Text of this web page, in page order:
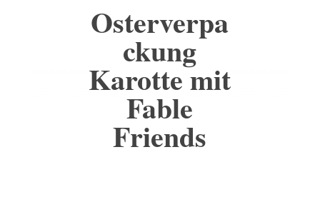
Osterverpa
ckung
Karotte mit
Fable
Friends